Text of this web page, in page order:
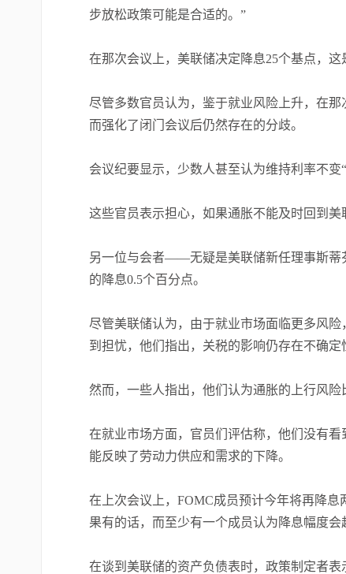
步放松政策可能是合适的。”
在那次会议上，美联储决定降息25个基点，这
尽管多数官员认为，鉴于就业风险上升，在
而强化了闭门会议后仍然存在的分歧。
会议纪要显示，少数人甚至认为维持利率不变
这些官员表示担心，如果通胀不能及时回到美
另一位与会者——无疑是美联储新任理事斯蒂
的降息0.5个百分点。
尽管美联储认为，由于就业市场面临更多风
到担忧，他们指出，关税的影响仍存在不确定
然而，一些人指出，他们认为通胀的上行风险
在就业市场方面，官员们评估称，他们没有
能反映了劳动力供应和需求的下降。
在上次会议上，FOMC成员预计今年将再降
果有的话，而至少有一个成员认为降息幅度会
在谈到美联储的资产负债表时，政策制定者